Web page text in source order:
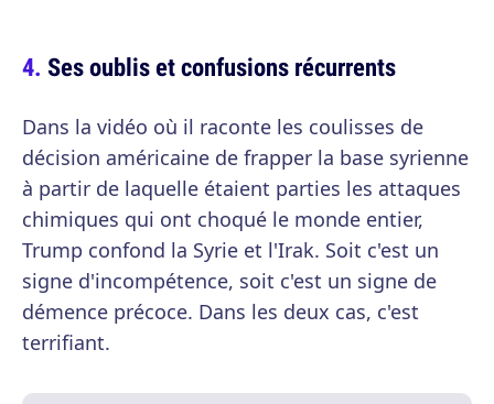
Ses oublis et confusions récurrents
Dans la vidéo où il raconte les coulisses de
décision américaine de frapper la base syrienne
à partir de laquelle étaient parties les attaques
chimiques qui ont choqué le monde entier,
Trump confond la Syrie et l'Irak. Soit c'est un
signe d'incompétence, soit c'est un signe de
démence précoce. Dans les deux cas, c'est
terrifiant.